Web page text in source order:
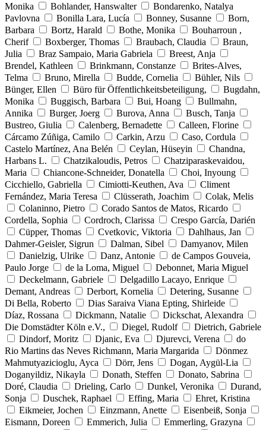
Monika
Bohlander, Hanswalter
Bondarenko, Natalya
Pavlovna
Bonilla Lara, Lucía Bonney, Susanne
Born,
Barbara
Bortz, Harald Bothe, Monika
Bouharroun ,
Cherif
Boxberger, Thomas Braubach, Claudia
Braun,
Julia
Braz Sampaio, Maria Gabriela
Breest, Anja
Brendel, Kathleen
Brinkmann, Constanze
Brites-Alves,
Telma
Bruno, Mirella Budde, Cornelia
Bühler, Nils
Bünger, Ellen
Büro für Öffentlichkeitsbeteiligung,
Bugdahn,
Monika
Buggisch, Barbara Bui, Hoang
Bullmahn,
Annika
Burger, Joerg Burova, Anna
Busch, Tanja
Bustreo, Giulia
Calenberg, Bernadette
Calleen, Florine
Cárcamo Zúñiga, Camilo
Carkin, Arzu
Caso, Cordula
Castelo Martínez, Ana Belén
Ceylan, Hüseyin
Chandna,
Harbans L.
Chatzikaloudis, Petros
Chatziparaskevaidou,
Maria
Chiancone-Schneider, Donatella
Choi, Inyoung
Cicchiello, Gabriella
Cimiotti-Keuthen, Ava
Climent
Fernández, Maria Teresa
Clüsserath, Joachim
Colak, Melis
Colaninno, Pietro
Corado Santos de Matos, Ricardo
Cordella, Sophia
Cordroch, Clarissa
Crespo García, Darién
Cüpper, Thomas
Cvetkovic, Viktoria
Dahlhaus, Jan
Dahmer-Geisler, Sigrun
Dalman, Sibel
Damyanov, Milen
Danielzig, Ulrike
Danz, Antonie
de Campos Gouveia,
Paulo Jorge
de la Loma, Miguel
Debonnet, Maria Miguel
Deckelmann, Gabriele
Delgadillo Lacayo, Enrique
Demant, Andreas
Derbort, Kornelia
Detering, Susanne
Di Bella, Roberto
Dias Saraiva Viana Epting, Shirleide
Díaz, Rossana
Dickmann, Natalie
Dickschat, Alexandra
Die Domstädter Köln e.V.,
Diegel, Rudolf
Dietrich, Gabriele
Dindorf, Moritz
Djanic, Eva Djurevci, Verena
do
Rio Martins das Neves Richmann, Maria Margarida
Dönmez
Mahmutyazicioglu, Ayca
Dörr, Jens
Dogan, Aygül-Lia
Doganyildiz, Nikayla
Donath, Steffen
Donato, Sabrina
Doré, Claudia
Drieling, Carlo Dunkel, Veronika
Durand,
Sonja
Duschek, Raphael Effing, Maria
Ehret, Kristina
Eikmeier, Jochen
Einzmann, Anette
Eisenbeiß, Sonja
Eismann, Doreen
Emmerich, Julia
Emmerling, Grazyna